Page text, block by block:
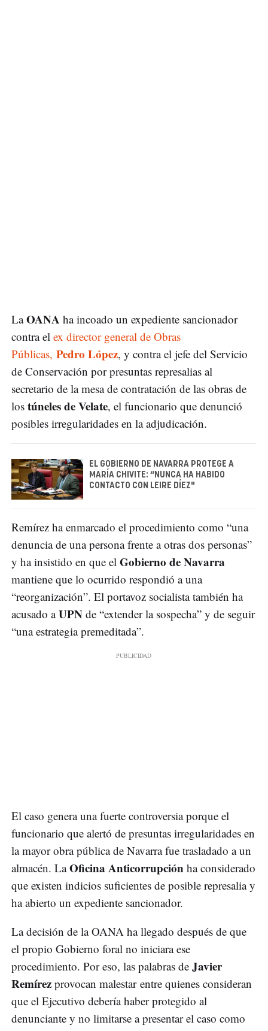
LaOANA ha incoado un expediente sancionador
contra el ex director general de Obras
Públicas, Pedro López, y contra el jefe del Servicio
de Conservación por presuntas represalias al
secretario de la mesa de contratación de las obras de
los túneles de Velate, el funcionario que denunció
posibles irregularidades en la adjudicación.
EL GOBIERNO DE NAVARRA PROTEGE A
MARÍA CHIVITE: “NUNCA HA HABIDO
CONTACTO CON LEIRE DÍEZ"
Remírez ha enmarcado el procedimiento como “una
denuncia de una persona frente a otras dos personas”
y ha insistido en que el Gobierno de Navarra
mantiene que lo ocurrido respondió a una
“reorganización”. El portavoz socialista también ha
acusado aUPN de “extender la sospecha” y de seguir
“una estrategia premeditada”.
El caso genera una fuerte controversia porque el
funcionario que alertó de presuntas irregularidades en
la mayor obra pública de Navarra fue trasladado a un
almacén. LaOficina Anticorrupción ha considerado
que existen indicios suficientes de posible represalia y
ha abierto un expediente sancionador.
La decisión de la OANA ha llegado después de que
el propio Gobierno foral no iniciara ese
procedimiento. Por eso, las palabras de Javier
Remírez provocan malestar entre quienes consideran
que el Ejecutivo debería haber protegido al
denunciante y no limitarse a presentar el caso como